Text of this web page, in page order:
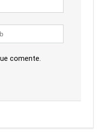
comente.